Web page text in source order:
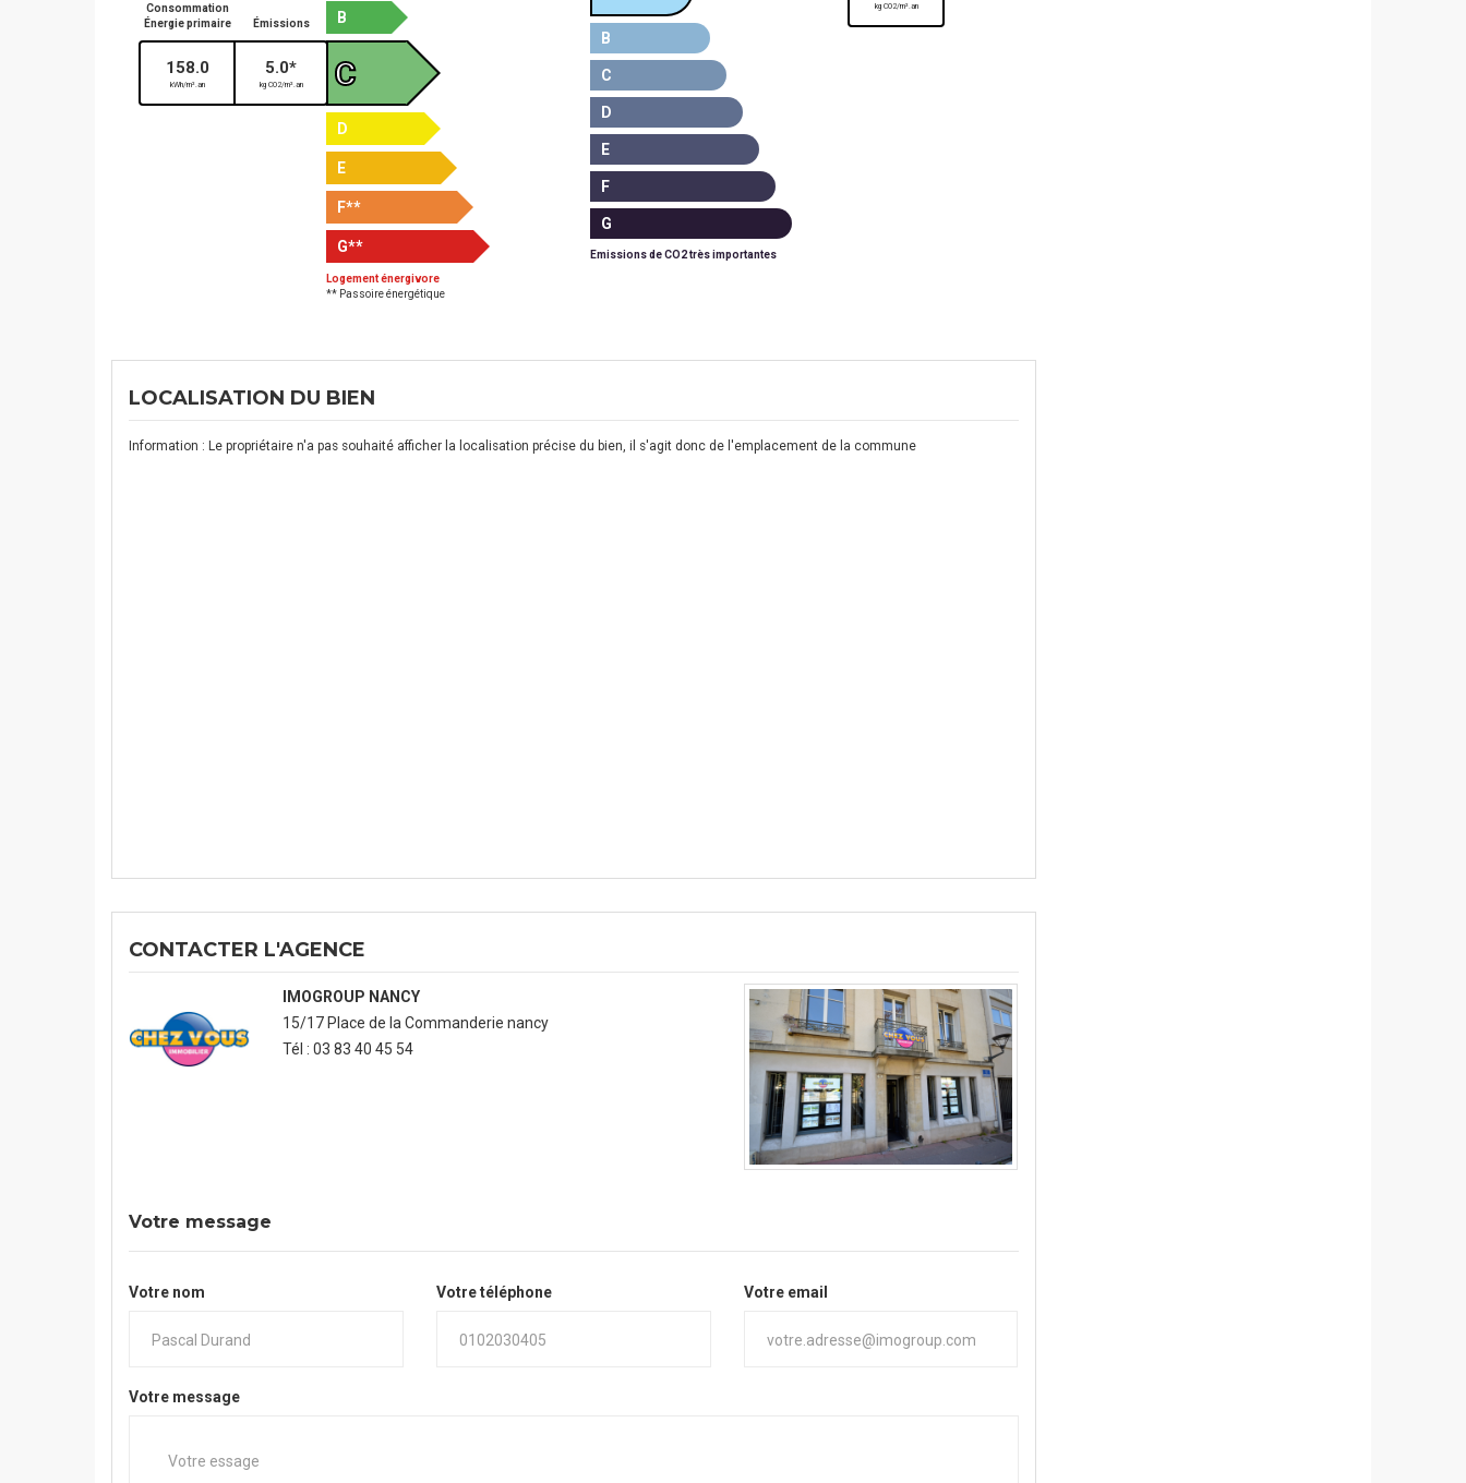
B
158.0
kWh/m².an
Consommation
Énergie primaire
5.0*
kg CO2/m².an
Émissions
C
D
E
F**
G**
Logement énergivore
** Passoire énergétique
kg CO2/m².an
B
C
D
E
F
G
Emissions de CO2 très importantes
LOCALISATION DU BIEN
Information : Le propriétaire n'a pas souhaité afficher la localisation précise du bien, il s'agit donc de l'emplacement de la commune
CONTACTER L'AGENCE
IMOGROUP NANCY
15/17 Place de la Commanderie nancy
Tél : 03 83 40 45 54
Votre message
Votre nom Votre téléphone Votre email
Votre message